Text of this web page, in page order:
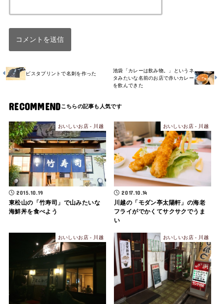
ビスタプリントで名刺を作った
池袋「カレーは飲み物。」というネ
タみたいな名前のお店で赤いカレー
を飲んできた
RECOMMEND
おいしいお店 - 川越
2015.10.19
東松山の「竹寿司」で山みたいな
海鮮丼を食べよう
おいしいお店 - 川越
2017.10.14
川越の「モダン亭太陽軒」の海老
フライがでかくてサクサクでうま
い
おいしいお店 - 川越 おいしいお店 - 川越